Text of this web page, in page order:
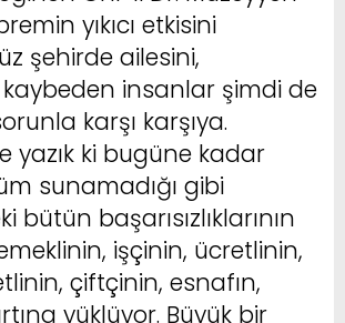
yıkıcı etkisini
şehirde ailesini,
kaybeden insanlar şimdi de
karşı karşıya.
yazık ki bugüne kadar
sunamadığı gibi
bütün başarısızlıklarının
işçinin, ücretlinin,
çiftçinin, esnafın,
yüklüyor. Büyük bir